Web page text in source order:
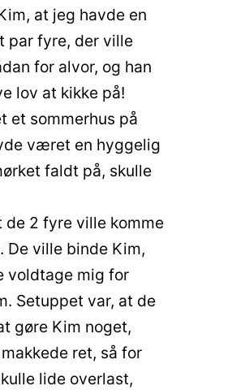
at jeg havde en
par fyre, der ville
for alvor, og han
lov at kikke på!
et sommerhus på
været en hyggelig
faldt på, skulle
de 2 fyre ville komme
De ville binde Kim,
voldtage mig for
Setuppet var, at de
gøre Kim noget,
ret, så for
lide overlast,